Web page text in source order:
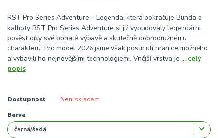
RST Pro Series Adventure – Legenda, která pokračuje Bunda a
kalhoty RST Pro Series Adventure si již vybudovaly legendární
pověst díky své bohaté výbavě a skutečně dobrodružnému
charakteru. Pro model 2026 jsme však posunuli hranice možného
a vybavili ho nejnovějšími technologiemi. Vnější vrstva je ... celý
popis
Dostupnost Není skladem
Barva